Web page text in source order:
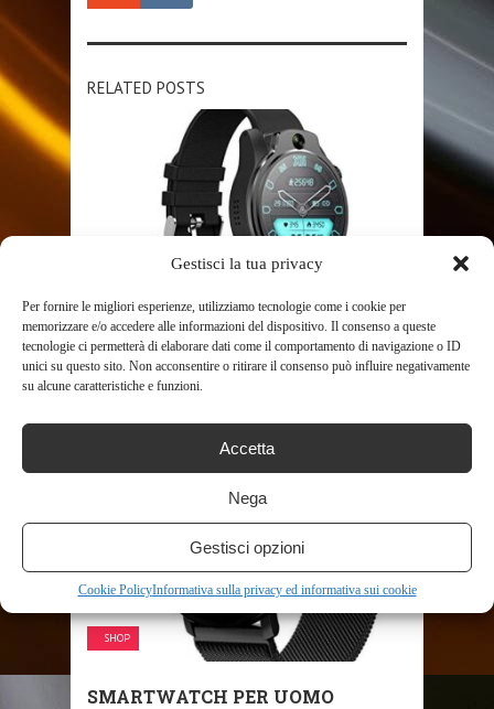
Gestisci la tua privacy
Per fornire le migliori esperienze, utilizziamo tecnologie come i cookie per
memorizzare e/o accedere alle informazioni del dispositivo. Il consenso a queste
tecnologie ci permetterà di elaborare dati come il comportamento di navigazione o ID
unici su questo sito. Non acconsentire o ritirare il consenso può influire negativamente
su alcune caratteristiche e funzioni.
Accetta
Nega
Gestisci opzioni
Cookie PolicyInformativa sulla privacy ed informativa sui cookie
RELATED POSTS
SHOP
DOCOOLER SMARTWATCH 4G LTE
GPS OROLOGIO 3 GB + 32 ...
SHOP
SMARTWATCH PER UOMO